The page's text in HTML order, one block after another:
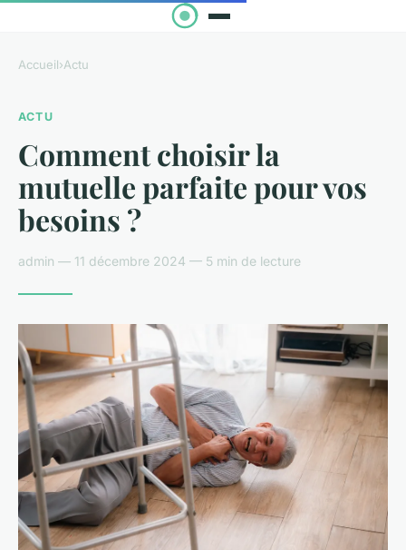
Accueil›Actu
ACTU
Comment choisir la
mutuelle parfaite pour vos
besoins ?
admin — 11 décembre 2024 — 5 min de lecture